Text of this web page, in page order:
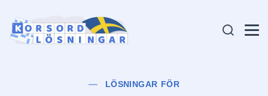
LÖSNINGAR FÖR